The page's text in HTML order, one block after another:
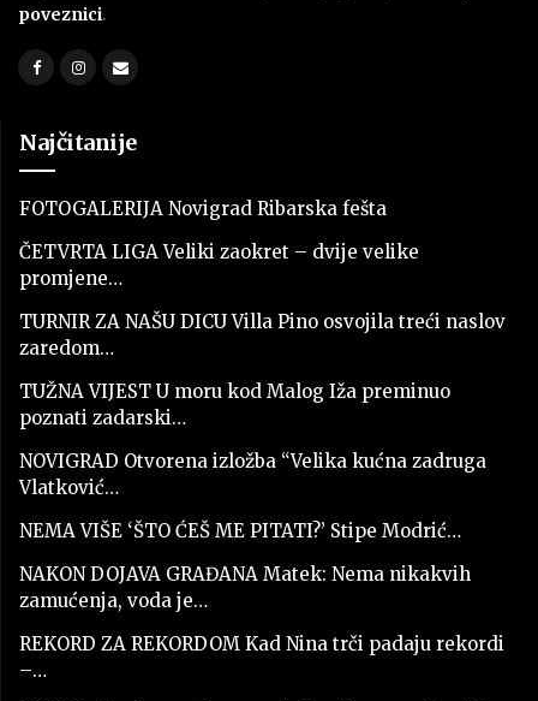
poveznici.
Najčitanije
FOTOGALERIJA Novigrad Ribarska fešta
ČETVRTA LIGA Veliki zaokret – dvije velike
promjene…
TURNIR ZA NAŠU DICU Villa Pino osvojila treći naslov
zaredom…
TUŽNA VIJEST U moru kod Malog Iža preminuo
poznati zadarski…
NOVIGRAD Otvorena izložba “Velika kućna zadruga
Vlatković…
NEMA VIŠE ‘ŠTO ĆEŠ ME PITATI?’ Stipe Modrić…
NAKON DOJAVA GRAĐANA Matek: Nema nikakvih
zamućenja, voda je…
REKORD ZA REKORDOM Kad Nina trči padaju rekordi
–…